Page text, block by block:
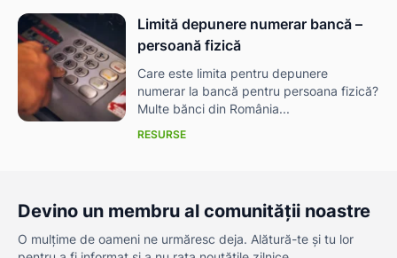
Limită depunere numerar bancă –
persoană fizică
Care este limita pentru depunere
numerar la bancă pentru persoana fizică?
Multe bănci din România...
RESURSE
Devino un membru al comunității noastre
O mulțime de oameni ne urmăresc deja. Alătură-te și tu lor